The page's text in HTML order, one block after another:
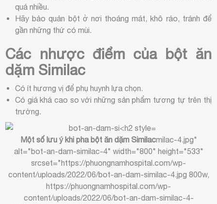
quá nhiều.
Hãy bảo quản bột ở nơi thoáng mát, khô ráo, tránh để
gần những thứ có mùi.
Các nhược điểm của bột ăn
dặm Similac
Có ít hương vị để phụ huynh lựa chọn.
Có giá khá cao so với những sản phẩm tương tự trên thị
trường.
Một số lưu ý khi pha bột ăn dặm Similacmilac-4.jpg"
alt="bot-an-dam-similac-4" width="800" height="533"
srcset="https://phuongnamhospital.com/wp-
content/uploads/2022/06/bot-an-dam-similac-4.jpg 800w,
https://phuongnamhospital.com/wp-
content/uploads/2022/06/bot-an-dam-similac-4-